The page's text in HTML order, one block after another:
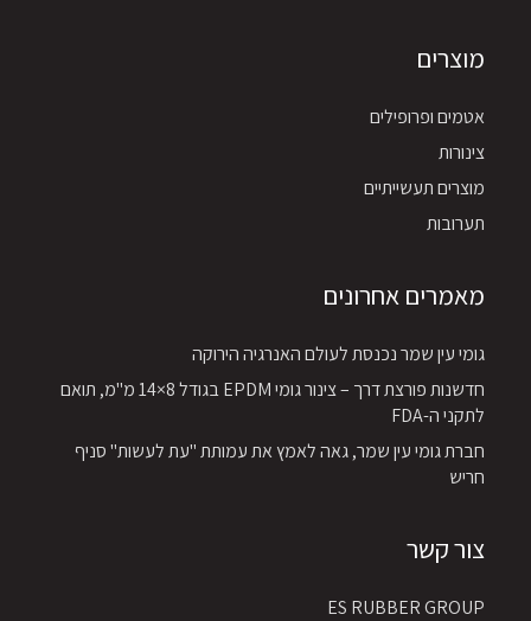
מוצרים
אטמים ופרופילים
צינורות
מוצרים תעשייתיים
תערובות
מאמרים אחרונים
גומי עין שמר נכנסת לעולם האנרגיה הירוקה
חדשנות פורצת דרך – צינור גומי EPDM בגודל 8×14 מ"מ, תואם
לתקני ה-FDA
חברת גומי עין שמר, גאה לאמץ את עמותת "עת לעשות" סניף
חריש
צור קשר
ES RUBBER GROUP